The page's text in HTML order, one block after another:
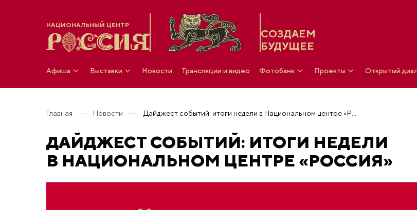
НАЦИОНАЛЬНЫЙ ЦЕНТР
СОЗДАЕМ
БУДУЩЕЕ
Афиша Выставки Новости Трансляции и видео Фотобанк Проекты Открытый
Главная Новости
ДАЙДЖЕСТ СОБЫТИЙ: ИТОГИ НЕДЕЛИ
В НАЦИОНАЛЬНОМ ЦЕНТРЕ «РОССИЯ»